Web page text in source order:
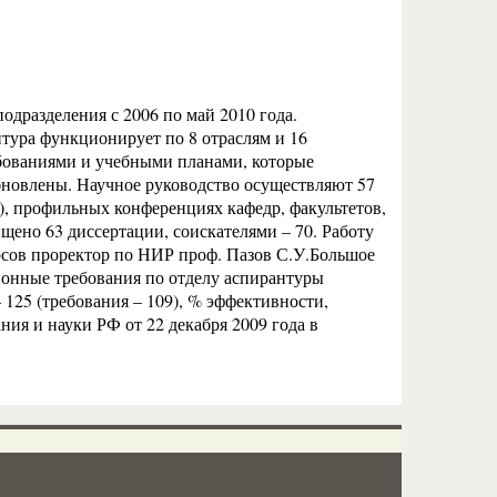
с 2006 по май 2010 года.
функционирует по 8 отраслям и 16
и учебными планами, которые
Научное руководство осуществляют 57
конференциях кафедр, факультетов,
63 диссертации, соискателями – 70. Работу
проректор по НИР проф. Пазов С.У.Большое
требования по отделу аспирантуры
(требования – 109), % эффективности,
и науки РФ от 22 декабря 2009 года в